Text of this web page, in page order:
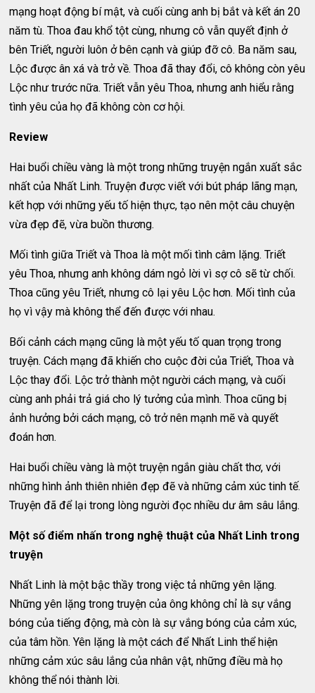
mạng hoạt động bí mật, và cuối cùng anh bị bắt và kết án 20
năm tù. Thoa đau khổ tột cùng, nhưng cô vẫn quyết định ở
bên Triết, người luôn ở bên cạnh và giúp đỡ cô. Ba năm sau,
Lộc được ân xá và trở về. Thoa đã thay đổi, cô không còn yêu
Lộc như trước nữa. Triết vẫn yêu Thoa, nhưng anh hiểu rằng
tình yêu của họ đã không còn cơ hội.
Review
Hai buổi chiều vàng là một trong những truyện ngắn xuất sắc
nhất của Nhất Linh. Truyện được viết với bút pháp lãng mạn,
kết hợp với những yếu tố hiện thực, tạo nên một câu chuyện
vừa đẹp đẽ, vừa buồn thương.
Mối tình giữa Triết và Thoa là một mối tình câm lặng. Triết
yêu Thoa, nhưng anh không dám ngỏ lời vì sợ cô sẽ từ chối.
Thoa cũng yêu Triết, nhưng cô lại yêu Lộc hơn. Mối tình của
họ vì vậy mà không thể đến được với nhau.
Bối cảnh cách mạng cũng là một yếu tố quan trọng trong
truyện. Cách mạng đã khiến cho cuộc đời của Triết, Thoa và
Lộc thay đổi. Lộc trở thành một người cách mạng, và cuối
cùng anh phải trả giá cho lý tưởng của mình. Thoa cũng bị
ảnh hưởng bởi cách mạng, cô trở nên mạnh mẽ và quyết
đoán hơn.
Hai buổi chiều vàng là một truyện ngắn giàu chất thơ, với
những hình ảnh thiên nhiên đẹp đẽ và những cảm xúc tinh tế.
Truyện đã để lại trong lòng người đọc nhiều dư âm sâu lắng.
Một số điểm nhấn trong nghệ thuật của Nhất Linh trong
truyện
Nhất Linh là một bậc thầy trong việc tả những yên lặng.
Những yên lặng trong truyện của ông không chỉ là sự vắng
bóng của tiếng động, mà còn là sự vắng bóng của cảm xúc,
của tâm hồn. Yên lặng là một cách để Nhất Linh thể hiện
những cảm xúc sâu lắng của nhân vật, những điều mà họ
không thể nói thành lời.